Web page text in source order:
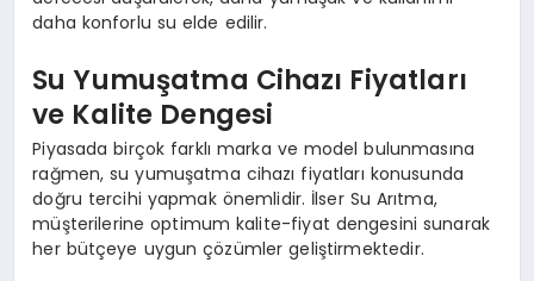
daha konforlu su elde edilir.
Su Yumuşatma Cihazı Fiyatları
ve Kalite Dengesi
Piyasada birçok farklı marka ve model bulunmasına
rağmen, su yumuşatma cihazı fiyatları konusunda
doğru tercihi yapmak önemlidir. İlser Su Arıtma,
müşterilerine optimum kalite-fiyat dengesini sunarak
her bütçeye uygun çözümler geliştirmektedir.